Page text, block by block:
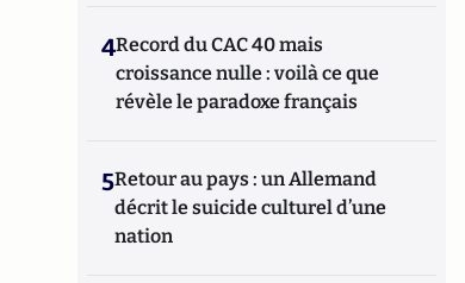
4Record du CAC 40 mais
croissance nulle : voilà ce que
révèle le paradoxe français
5Retour au pays : un Allemand
décrit le suicide culturel d’une
nation